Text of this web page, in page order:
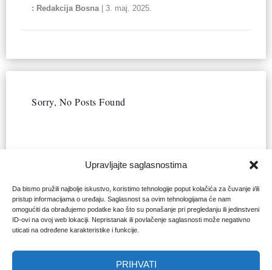
Upravljajte saglasnostima
Da bismo pružili najbolje iskustvo, koristimo tehnologije poput kolačića za čuvanje i/ili
pristup informacijama o uređaju. Saglasnost sa ovim tehnologijama će nam
omogućiti da obrađujemo podatke kao što su ponašanje pri pregledanju ili jedinstveni
ID-ovi na ovoj web lokaciji. Nepristanak ili povlačenje saglasnosti može negativno
uticati na određene karakteristike i funkcije.
PRIHVATI
Redakcija Bosna|3. maj. 2025.
Sorry, No Posts Found